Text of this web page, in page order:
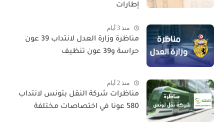
إطارات
منذ 3 أيام
مناظرة وزارة العدل لانتداب 39 عون
حراسة و39 عون تنظيف
منذ 2 أيام
مناظرات شركة النقل بتونس لانتداب
580 عونا في اختصاصات مختلفة